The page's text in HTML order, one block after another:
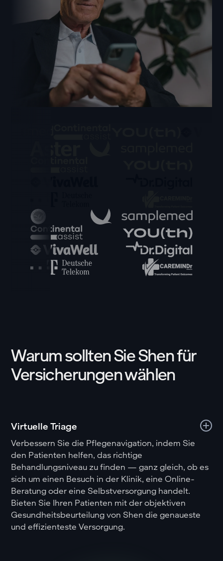
Warum sollten Sie Shen für
Versicherungen wählen
Virtuelle Triage
Verbessern Sie die Pflegenavigation, indem Sie
den Patienten helfen, das richtige
Behandlungsniveau zu finden — ganz gleich, ob es
sich um einen Besuch in der Klinik, eine Online-
Beratung oder eine Selbstversorgung handelt.
Bieten Sie Ihren Patienten mit der objektiven
Gesundheitsbeurteilung von Shen die genaueste
und effizienteste Versorgung.